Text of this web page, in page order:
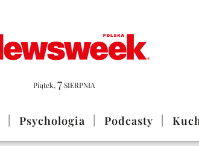
Piątek, 7 SIERPNIA
Psychologia Podcasty